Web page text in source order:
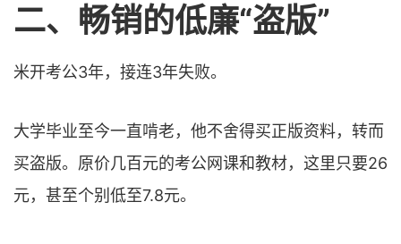
二、 畅销的低廉“盗版”
米开考公3年，接连3年失败。
大学毕业至今一直啃老，他不舍得买正版资料，转而
买盗版。原价几百元的考公网课和教材，这里只要26
元，甚至个别低至7.8元。